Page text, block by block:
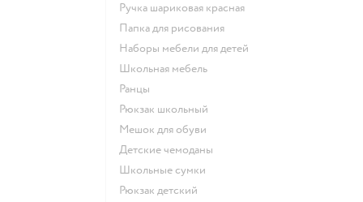
Ручка шариковая красная
Папка для рисования
Наборы мебели для детей
Школьная мебель
Ранцы
Рюкзак школьный
Мешок для обуви
Детские чемоданы
Школьные сумки
Рюкзак детский